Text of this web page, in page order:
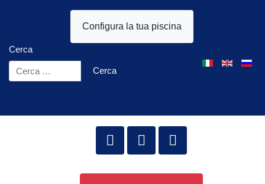
Configura la tua piscina
Cerca
Cerca
Seleziona la tua